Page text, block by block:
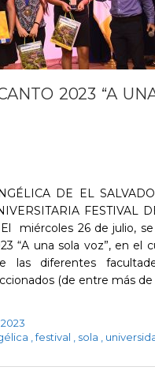
2023 “A
DE EL
FESTIVAL
El miércoles 26 de julio,
“A una sola voz”, en el
las diferentes
(de entre más de
festival sola